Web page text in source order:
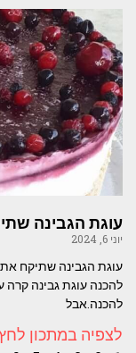
עוגת הגבינה
יוני 6, 2024
עוגת הגבינה שתיקח
להכנה עוגת גבינה קרה
להכנה.אבל
לצפיה במתכון